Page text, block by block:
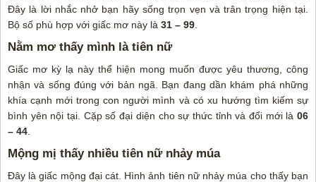
Đây là lời nhắc nhở bạn hãy sống trọn vẹn và trân trọng hiện tại.
Bộ số phù hợp với giấc mơ này là 31 – 99
Nằm mơ thấy mình là tiên nữ
Giấc mơ kỳ lạ này thể hiện mong muốn được yêu thương, công
nhận và sống đúng với bản ngã. Bạn đang dần khám phá những
khía cạnh mới trong con người mình và có xu hướng tìm kiếm sự
bình yên nội tại. Cặp số đại diện cho sự thức tỉnh và đổi mới là 06
– 44
Mộng mị thấy nhiều tiên nữ nhảy múa
Đây là giấc mộng đại cát. Hình ảnh tiên nữ nhảy múa cho thấy bạn